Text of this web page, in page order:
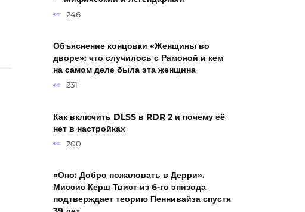
246
Объяснение концовки «Женщины во
дворе»: что случилось с Рамоной и кем
на самом деле была эта женщина
231
Как включить DLSS в RDR 2 и почему её
нет в настройках
200
«Оно: Добро пожаловать в Дерри».
Миссис Керш Твист из 6-го эпизода
подтверждает теорию Пеннивайза спустя